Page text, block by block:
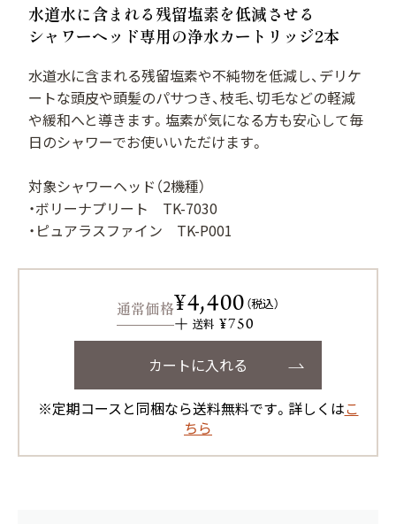
ミルキーシフト ヘアオ
イル
オールインワンカラー
トリートメント（白髪
用）
サプリメント シナジ
サプリメント オールイ
サポートアイテム一覧
お得なおまとめ定期コース
水道水に含まれる残留塩素を低減させる
シャワーヘッド専用の浄水カートリッジ2本
水道水に含まれる残留塩素や不純物を低減し、デリケ
ートな頭皮や頭髪のパサつき、枝毛、切毛などの軽減
や緩和へと導きます。塩素が気になる方も安心して毎
日のシャワーでお使いいただけます。
対象シャワーヘッド（2機種）
・ボリーナプリート TK-7030
・ピュアラスファイン TK-P001
通常価格¥4,400 （税込）
送料 ¥750
カートに入れる
※定期コースと同梱なら送料無料です。詳しくはこ
ちら